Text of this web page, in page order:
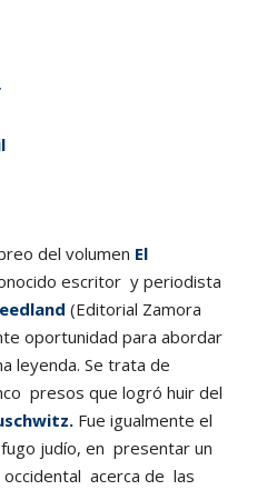
del volumen El
escritor y periodista
(Editorial Zamora
oportunidad para abordar
leyenda. Se trata de
presos que logró huir del
. Fue igualmente el
judío, en presentar un
acerca de las